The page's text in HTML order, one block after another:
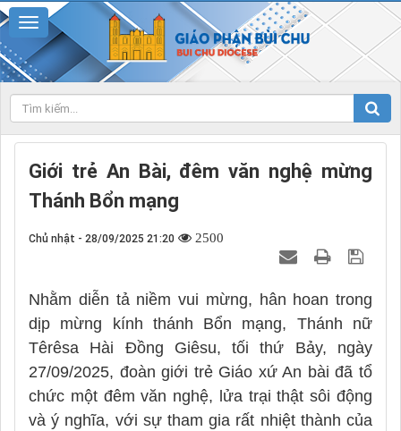
Giới trẻ An Bài, đêm văn nghệ mừng
Thánh Bổn mạng
Chủ nhật - 28/09/2025 21:20 2500
Nhằm diễn tả niềm vui mừng, hân hoan trong
dịp mừng kính thánh Bổn mạng, Thánh nữ
Têrêsa Hài Đồng Giêsu, tối thứ Bảy, ngày
27/09/2025, đoàn giới trẻ Giáo xứ An bài đã tổ
chức một đêm văn nghệ, lửa trại thật sôi động
và ý nghĩa, với sự tham gia rất nhiệt thành của